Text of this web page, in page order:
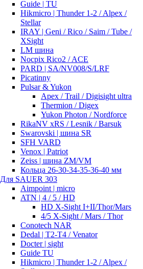
Guide | TU
Hikmicro | Thunder 1-2 / Alpex /
Stellar
IRAY | Geni / Rico / Saim / Tube /
XSight
LM шина
Nocpix Rico2 / ACE
PARD | SA/NV008/S/LRF
Picatinny
Pulsar & Yukon
Apex / Trail / Digisight ultra
Thermion / Digex
Yukon Photon / Nordforce
RikaNV xRS / Lesnik / Barsuk
Swarovski | шина SR
SFH VARD
Venox | Patriot
Zeiss | шина ZM/VM
Кольца 26-30-34-35-36-40 мм
Для SAUER 303
Aimpoint | micro
ATN | 4 / 5 / HD
HD X-Sight I+II/Thor/Mars
4/5 X-Sight / Mars / Thor
Conotech NAR
Dedal | T2-T4 / Venator
Docter | sight
Guide TU
Hikmicro | Thunder 1-2 / Alpex /